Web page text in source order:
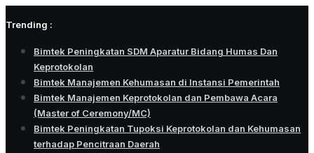
to
Trending :
Bimtek Peningkatan SDM Aparatur Bidang Humas Dan
Keprotokolan
Bimtek Manajemen Kehumasan di Instansi Pemerintah
Bimtek Manajemen Keprotokolan dan Pembawa Acara
(Master of Ceremony/MC)
Bimtek Peningkatan Tupoksi Keprotokolan dan Kehumasan
terhadap Pencitraan Daerah